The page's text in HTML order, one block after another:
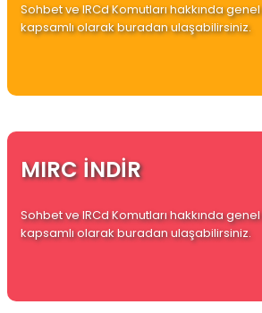
Sohbet ve IRCd Komutları hakkında
kapsamlı olarak buradan ulaşabilirsiniz.
MIRC İNDİR
Sohbet ve IRCd Komutları hakkında
kapsamlı olarak buradan ulaşabilirsiniz.